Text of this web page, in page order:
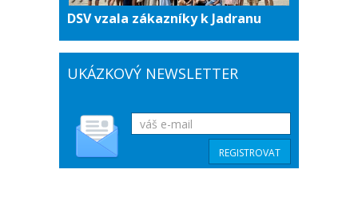
DSV vzala zákazníky k Jadranu
UKÁZKOVÝ NEWSLETTER